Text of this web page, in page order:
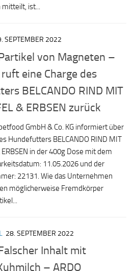
ist...
SEPTEMBER 2022
von Magneten –
ruft eine Charge des
BELCANDO RIND MIT
& ERBSEN zurück
GmbH & Co. KG informiert über
Hundefutters BELCANDO RIND MIT
ERBSEN in der 400g Dose mit dem
11.05.2026 und der
22131. Wie das Unternehmen
möglicherweise Fremdkörper
28. SEPTEMBER 2022
Inhalt mit
– ARDO